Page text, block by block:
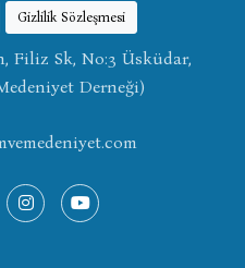
Gizlilik Sözleşmesi
Filiz Sk, No:3 Üsküdar,
Derneği)